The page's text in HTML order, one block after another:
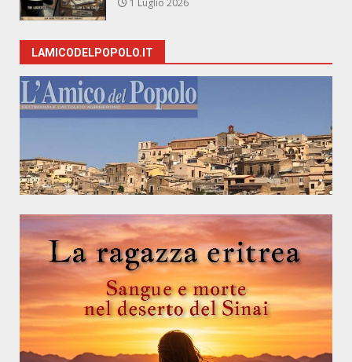
1 Luglio 2026
LAMICODELPOPOLO.IT